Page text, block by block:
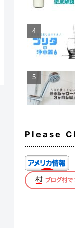
Please